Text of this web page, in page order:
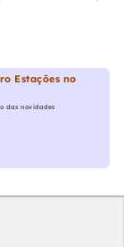
Estações no
das novidades